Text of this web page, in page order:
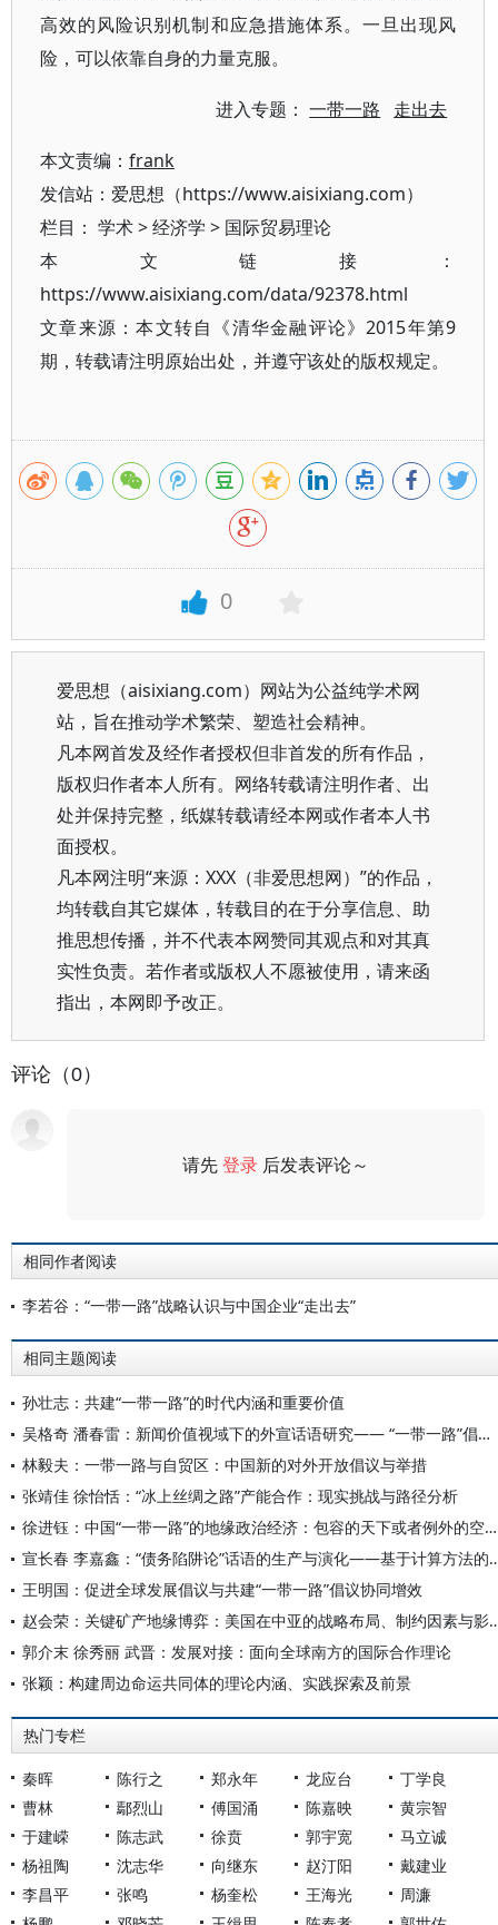
高效的风险识别机制和应急措施体系。一旦出现风
险，可以依靠自身的力量克服。
进入专题：一带一路 走出去
本文责编： frank
发信站：爱思想（https://www.aisixiang.com）
栏目： 学术>经济学 > 国际贸易理论
本文链接：
https://www.aisixiang.com/data/92378.html
文章来源：本文转自《清华金融评论》2015年第9
期，转载请注明原始出处，并遵守该处的版权规定。
0
爱思想（aisixiang.com）网站为公益纯学术网
站，旨在推动学术繁荣、塑造社会精神。
凡本网首发及经作者授权但非首发的所有作品，
版权归作者本人所有。网络转载请注明作者、出
处并保持完整，纸媒转载请经本网或作者本人书
面授权。
凡本网注明“来源：XXX（非爱思想网）”的作品，
均转载自其它媒体，转载目的在于分享信息、助
推思想传播，并不代表本网赞同其观点和对其真
实性负责。若作者或版权人不愿被使用，请来函
指出，本网即予改正。
评论（0）
请先登录 后发表评论～
相同作者阅读
李若谷：“一带一路”战略认识与中国企业“走出去”
相同主题阅读
孙壮志：共建“一带一路”的时代内涵和重要价值
吴格奇 潘春雷：新闻价值视域下的外宣话语研究—— “一带一路”倡议十周年报道分析
林毅夫：一带一路与自贸区：中国新的对外开放倡议与举措
张靖佳 徐怡恬：“冰上丝绸之路”产能合作：现实挑战与路径分析
徐进钰：中国“一带一路”的地缘政治经济：包容的天下或者例外的空间？
宣长春 李嘉鑫：“债务陷阱论
王明国：促进全球发展倡议与共建“一带一路”倡议协同增效
赵会荣：关键矿产地缘博弈：
郭介末 徐秀丽 武晋：发展对接：面向全球南方的国际合作理论
张颖：构建周边命运共同体的理论内涵、实践探索及前景
热门专栏
秦晖 陈行之 郑永年 龙应台
丁学良
曹林
鄢烈山 傅国涌 陈嘉映
黄宗智
于建嵘
陈志武 徐贲 郭宇宽
马立诚
杨祖陶
沈志华 向继东 赵汀阳
戴建业
李昌平
张鸣 杨奎松 王海光
周濂